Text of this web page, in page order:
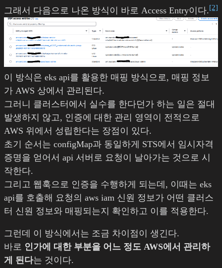
그래서 다음으로 나온 방식이 바로 Access Entry이다.[2]
이 방식은 eks api를 활용한 매핑 방식으로, 매핑 정보
가 AWS 상에서 관리된다.
그러니 클러스터에서 실수를 한다던가 하는 일은 절대
발생하지 않고, 인증에 대한 관리 영역이 전적으로
AWS 위에서 성립한다는 장점이 있다.
초기 순서는 configMap과 동일하게 STS에서 임시자격
증명을 얻어서 api 서버로 요청이 날아가는 것으로 시
작한다.
그리고 웹훅으로 인증을 수행하게 되는데, 이때는 eks
api를 호출해 요청의 aws iam 신원 정보가 어떤 클러스
터 신원 정보와 매핑되는지 확인하고 이를 적용한다.
그런데 이 방식에서는 조금 차이점이 생긴다.
바로 인가에 대한 부분을 어느 정도 AWS에서 관리하
게 된다는 것이다.